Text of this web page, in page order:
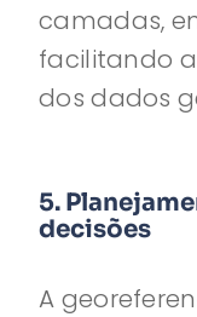
camadas,
facilitando
dos dados
5.
decisões
A